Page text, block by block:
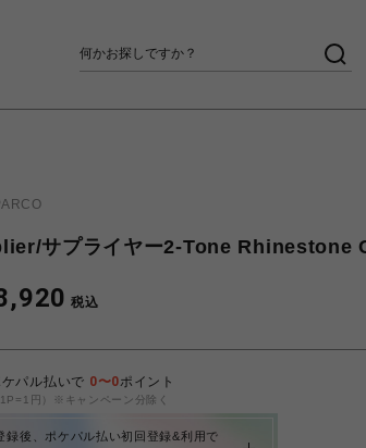
サプライヤー2-Tone Rhinestone
税込
パル払いで 0〜0ポイント
1P=1円）※キャンペーン分除く
録後、ポケパル払い初回登録&利用で